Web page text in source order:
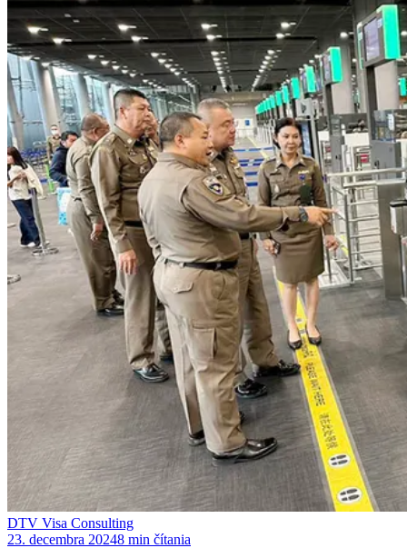
DTV Visa Consulting
23. decembra 20248 min čítania